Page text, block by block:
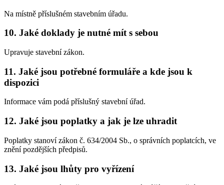
Na místně příslušném stavebním úřadu.
10. Jaké doklady je nutné mít s sebou
Upravuje stavební zákon.
11. Jaké jsou potřebné formuláře a kde jsou k
dispozici
Informace vám podá příslušný stavební úřad.
12. Jaké jsou poplatky a jak je lze uhradit
Poplatky stanoví zákon č. 634/2004 Sb., o správních poplatcích, ve
znění pozdějších předpisů.
13. Jaké jsou lhůty pro vyřízení